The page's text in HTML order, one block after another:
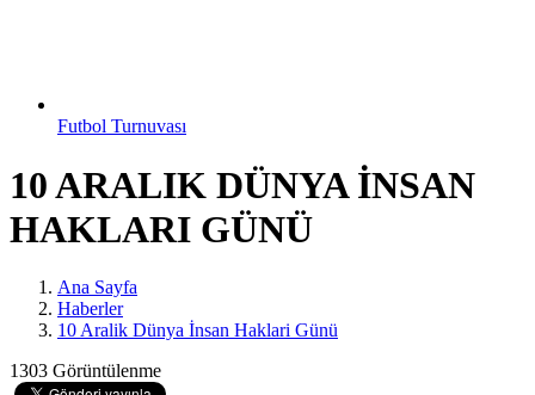
Futbol Turnuvası
10 ARALIK DÜNYA İNSAN
HAKLARI GÜNÜ
Ana Sayfa
Haberler
10 Aralik Dünya İnsan Haklari Günü
1303 Görüntülenme